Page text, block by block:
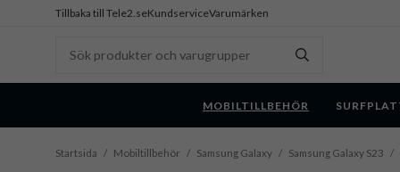
Tillbaka till Tele2.seKundserviceVarumärken
MOBILTILLBEHÖR
Startsida / Mobiltillbehör / Samsung Galaxy / Samsung Galaxy S23 /